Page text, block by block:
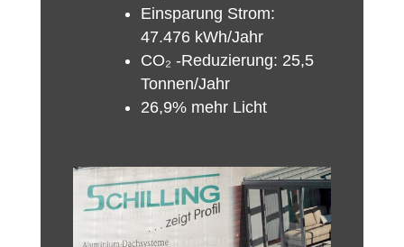
Einsparung Strom:
47.476 kWh/Jahr
CO₂ -Reduzierung: 25,5
Tonnen/Jahr
26,9% mehr Licht